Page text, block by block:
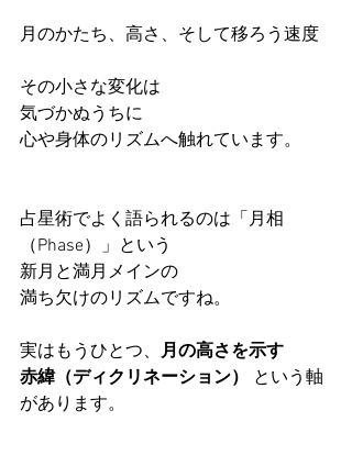
月のかたち、高さ、そして移ろう速度
その小さな変化は
気づかぬうちに
心や身体のリズムへ触れています。
占星術でよく語られるのは「月相
（Phase）」という
新月と満月メインの
満ち欠けのリズムですね。
実はもうひとつ、 月の高さを示す
赤緯（ディクリネーション）
という軸
があります。